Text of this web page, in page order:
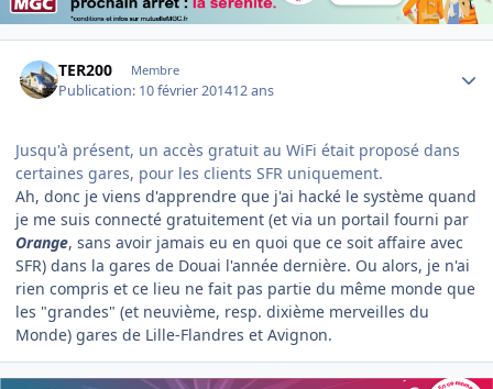
TER200 Membre
Publication: 10 février 201412 ans
Jusqu'à présent, un accès gratuit au WiFi était proposé dans
certaines gares, pour les clients SFR uniquement.
Ah, donc je viens d'apprendre que j'ai hacké le système quand
je me suis connecté gratuitement (et via un portail fourni par
Orange, sans avoir jamais eu en quoi que ce soit affaire avec
SFR) dans la gares de Douai l'année dernière. Ou alors, je n'ai
rien compris et ce lieu ne fait pas partie du même monde que
les "grandes" (et neuvième, resp. dixième merveilles du
Monde) gares de Lille-Flandres et Avignon.